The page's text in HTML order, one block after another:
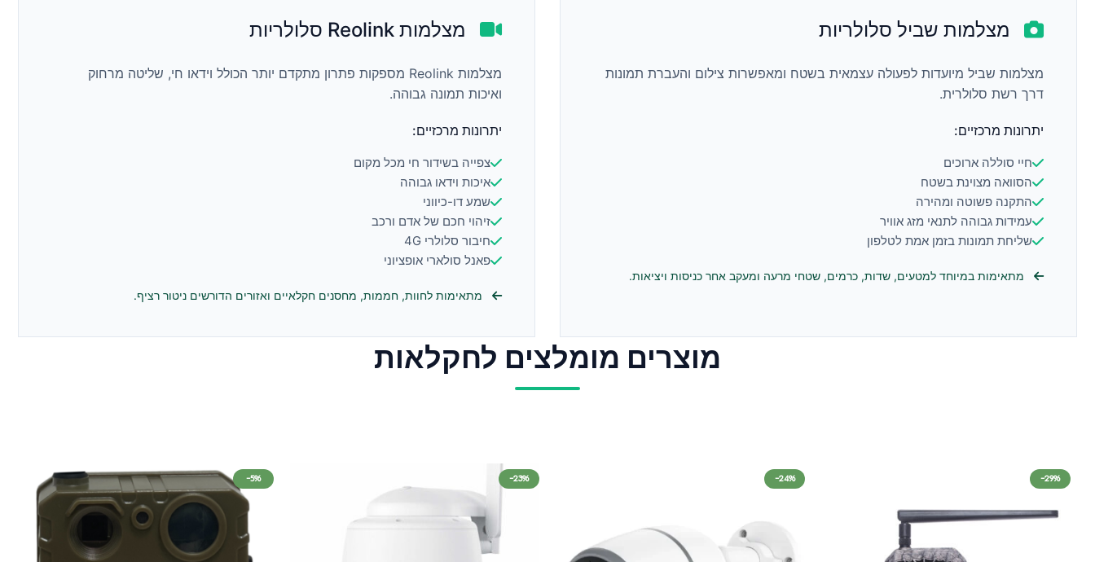
מצלמות שביל סלולריות
מצלמות שביל מיועדות לפעולה עצמאית בשטח ומאפשרות צילום והעברת תמונות
דרך רשת סלולרית.
יתרונות מרכזיים:
חיי סוללה ארוכים
הסוואה מצוינת בשטח
התקנה פשוטה ומהירה
עמידות גבוהה לתנאי מזג אוויר
שליחת תמונות בזמן אמת לטלפון
מתאימות במיוחד למטעים, שדות, כרמים, שטחי מרעה ומעקב אחר כניסות ויציאות.
מצלמות Reolink סלולריות
מצלמות Reolink מספקות פתרון מתקדם יותר הכולל וידאו חי, שליטה מרחוק
ואיכות תמונה גבוהה.
יתרונות מרכזיים:
צפייה בשידור חי מכל מקום
איכות וידאו גבוהה
שמע דו-כיווני
זיהוי חכם של אדם ורכב
חיבור סלולרי 4G
פאנל סולארי אופציוני
מתאימות לחוות, חממות, מחסנים חקלאיים ואזורים הדורשים ניטור רציף.
מוצרים מומלצים לחקלאות
-29%
-24%
-23%
-5%